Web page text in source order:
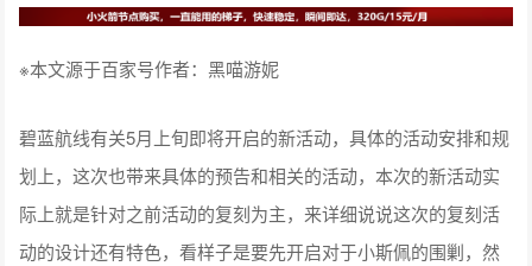
※本文源于百家号作者：黑喵游妮
碧蓝航线有关5月上旬即将开启的新活动，具体的活动安排和规
划上，这次也带来具体的预告和相关的活动，本次的新活动实
际上就是针对之前活动的复刻为主，来详细说说这次的复刻活
动的设计还有特色，看样子是要先开启对于小斯佩的围剿，然